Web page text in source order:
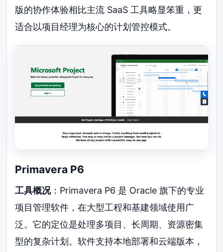
版的协作体验相比主流 SaaS 工具略显笨重，更
适合以项目经理为核心的计划管控模式。
Primavera P6
工具概况：Primavera P6 是 Oracle 旗下的专业
项目管理软件，在大型工程和基建领域使用广
泛。它的定位是处理多项目、长周期、资源密集
型的复杂计划。软件支持本地部署和云端版本，